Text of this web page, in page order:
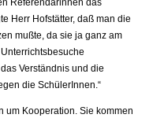
Referendarinnen das
Herr Hofstätter, daß man die
mußte, da sie ja ganz am
Verständnis und die
die SchülerInnen.“
um Kooperation. Sie kommen